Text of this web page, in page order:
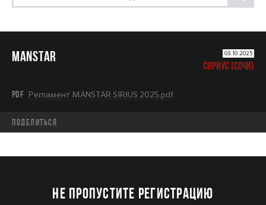
MANSTAR 03.10.2025
СИРИУС (СОЧИ)
PDF Регламент MANSTAR SIRIUS 2025.pdf
Поделиться
НЕ ПРОПУСТИТЕ РЕГИСТРАЦИЮ